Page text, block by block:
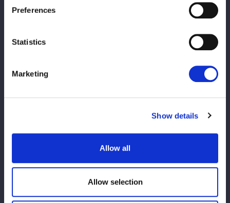
Preferences
Statistics
Marketing
Show details
Allow all
Allow selection
◆番組HP：https://1242.com/xover/
この記事をシェア
VIEW ALL